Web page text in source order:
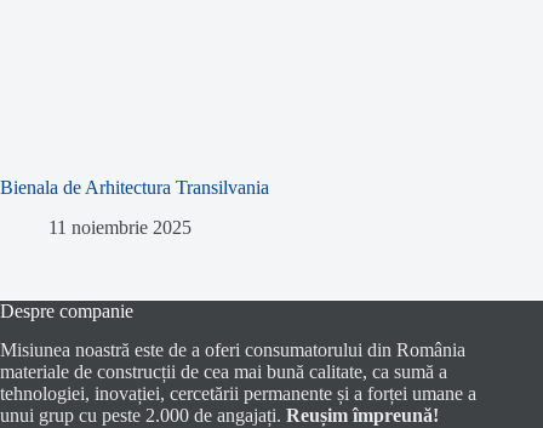
Bienala de Arhitectura Transilvania
11 noiembrie 2025
Despre companie
Misiunea noastră este de a oferi consumatorului din România
materiale de construcții de cea mai bună calitate, ca sumă a
tehnologiei, inovației, cercetării permanente și a forței umane a
unui grup cu peste 2.000 de angajați. Reușim împreună!